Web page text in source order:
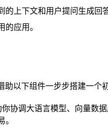
上下文和用户提问生成回答
应用。
以下组件一步步搭建一个
协调大语言模型、向量数